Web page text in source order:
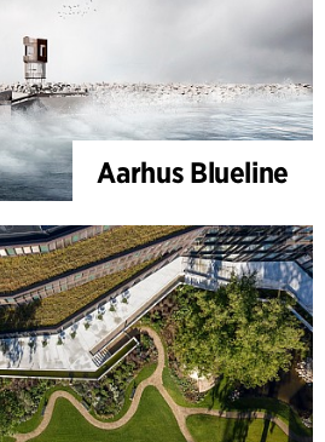
Aarhus Blueline